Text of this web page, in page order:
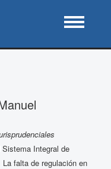
Sistema Integral de
falta de regulación en